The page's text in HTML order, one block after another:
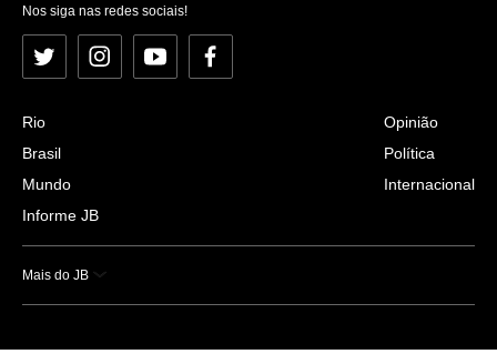
Nos siga nas redes sociais!
Twitter InstagramYouTubeFacebook
Rio
Brasil
Mundo
Informe JB
Opinião
Política
Internacional
Mais do JB
Esportes